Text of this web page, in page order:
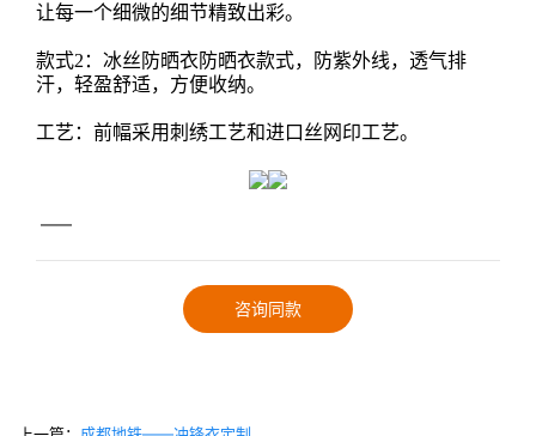
让每一个细微的细节精致出彩。
款式2：冰丝防晒衣防晒衣款式，防紫外线，透气排
汗，轻盈舒适，方便收纳。
工艺：前幅采用刺绣工艺和进口丝网印工艺。
——
咨询同款